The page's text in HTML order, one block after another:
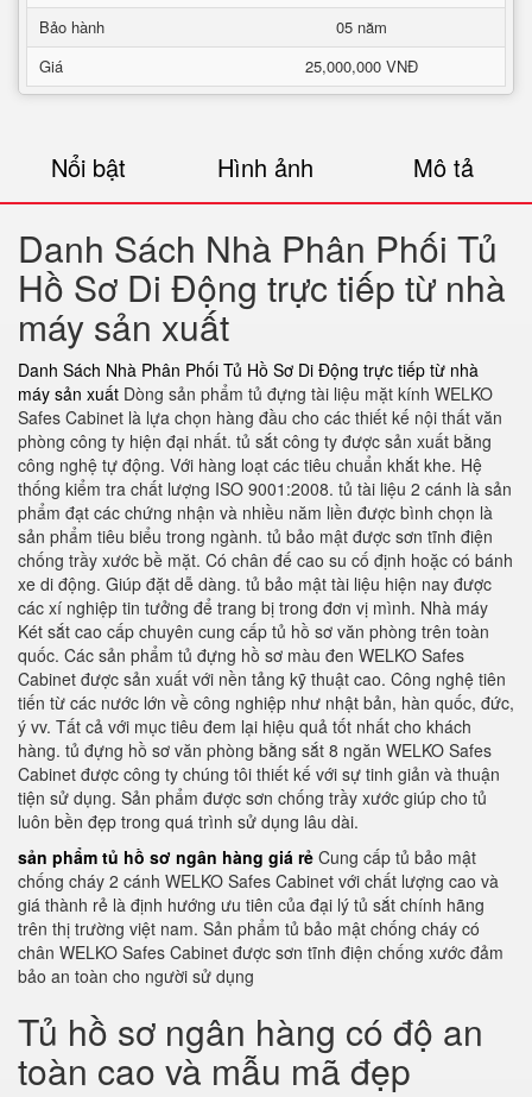
Bảo hành
05 năm
Giá
25,000,000 VNĐ
Nổi bật Hình ảnh Mô tả
Danh Sách Nhà Phân Phối Tủ
Hồ Sơ Di Động trực tiếp từ nhà
máy sản xuất
Danh Sách Nhà Phân Phối Tủ Hồ Sơ Di Động trực tiếp từ nhà
máy sản xuất Dòng sản phẩm tủ đựng tài liệu mặt kính WELKO
Safes Cabinet là lựa chọn hàng đầu cho các thiết kế nội thất văn
phòng công ty hiện đại nhất. tủ sắt công ty được sản xuất bằng
công nghệ tự động. Với hàng loạt các tiêu chuẩn khắt khe. Hệ
thống kiểm tra chất lượng ISO 9001:2008. tủ tài liệu 2 cánh là sản
phẩm đạt các chứng nhận và nhiều năm liền được bình chọn là
sản phẩm tiêu biểu trong ngành. tủ bảo mật được sơn tĩnh điện
chống trầy xước bề mặt. Có chân đế cao su cố định hoặc có bánh
xe di động. Giúp đặt dễ dàng. tủ bảo mật tài liệu hiện nay được
các xí nghiệp tin tưởng để trang bị trong đơn vị mình. Nhà máy
Két sắt cao cấp chuyên cung cấp tủ hồ sơ văn phòng trên toàn
quốc. Các sản phẩm tủ đựng hồ sơ màu đen WELKO Safes
Cabinet được sản xuất với nền tảng kỹ thuật cao. Công nghệ tiên
tiến từ các nước lớn về công nghiệp như nhật bản, hàn quốc, đức,
ý vv. Tất cả với mục tiêu đem lại hiệu quả tốt nhất cho khách
hàng. tủ đựng hồ sơ văn phòng bằng sắt 8 ngăn WELKO Safes
Cabinet được công ty chúng tôi thiết kế với sự tinh giản và thuận
tiện sử dụng. Sản phẩm được sơn chống trầy xước giúp cho tủ
luôn bền đẹp trong quá trình sử dụng lâu dài.
sản phẩm tủ hồ sơ ngân hàng giá rẻ Cung cấp tủ bảo mật
chống cháy 2 cánh WELKO Safes Cabinet với chất lượng cao và
giá thành rẻ là định hướng ưu tiên của đại lý tủ sắt chính hãng
trên thị trường việt nam. Sản phẩm tủ bảo mật chống cháy có
chân WELKO Safes Cabinet được sơn tĩnh điện chống xước đảm
bảo an toàn cho người sử dụng
Tủ hồ sơ ngân hàng có độ an
toàn cao và mẫu mã đẹp